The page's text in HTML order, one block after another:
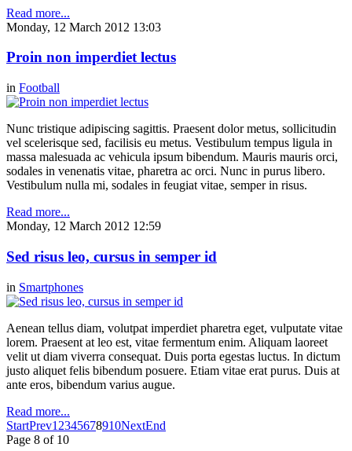
Read more...
Monday, 12 March 2012 13:03
Proin non imperdiet lectus
in Football
Nunc tristique adipiscing sagittis. Praesent dolor metus, sollicitudin
vel scelerisque sed, facilisis eu metus. Vestibulum tempus ligula in
massa malesuada ac vehicula ipsum bibendum. Mauris mauris orci,
sodales in venenatis vitae, pharetra ac orci. Nunc in purus libero.
Vestibulum nulla mi, sodales in feugiat vitae, semper in risus.
Read more...
Monday, 12 March 2012 12:59
Sed risus leo, cursus in semper id
in Smartphones
Aenean tellus diam, volutpat imperdiet pharetra eget, vulputate vitae
lorem. Praesent at leo est, vitae fermentum enim. Aliquam laoreet
velit ut diam viverra consequat. Duis porta egestas luctus. In dictum
justo aliquet felis bibendum posuere. Etiam vitae erat purus. Duis at
ante eros, bibendum varius augue.
Read more...
StartPrev1 2345678910NextEnd
Page 8 of 10